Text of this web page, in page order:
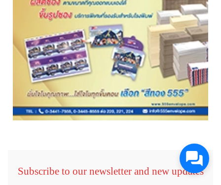
Subscribe to our newsletter and new updates